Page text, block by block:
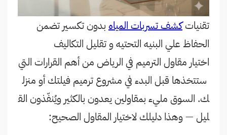
تقنياتكشف تسربات المياه بدون تكسير تضمن
الحفاظ علي البنيه التحتيه و تقليل التكاليف
اختيار مقاول الترميم في الرياض من أهم القرارات التي
ستتخذها قبل البدء في مشروع ترميم فيلتك أو منزل
ك. السوق مليء بمقاولين يعدون بالكثير ويُنفّذون الق
ليل — وهذا دليلك لاختيار المقاول الصحيح: